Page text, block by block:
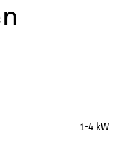
1-4 kW